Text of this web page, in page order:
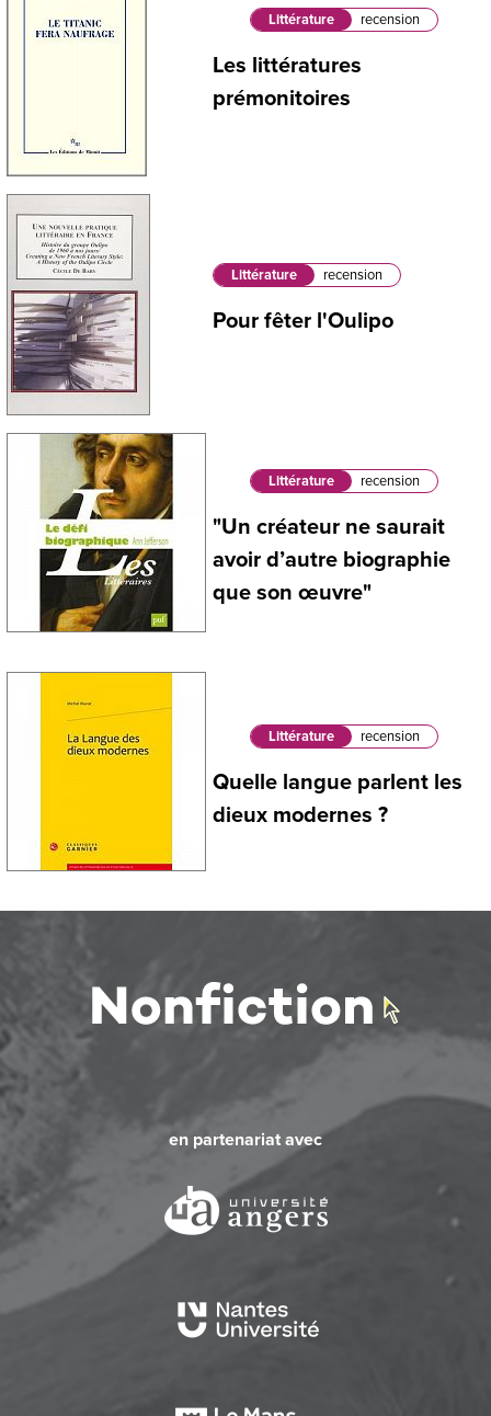
Littérature recension
Les littératures
prémonitoires
Littérature recension
Pour fêter l'Oulipo
Littérature recension
"Un créateur ne saurait
avoir d’autre biographie
que son œuvre"
Littérature recension
Quelle langue parlent les
dieux modernes ?
en partenariat avec